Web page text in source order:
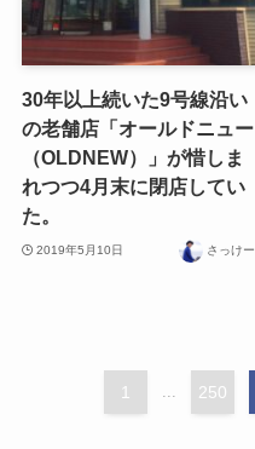
30年以上続いた9号線沿い
の老舗店「オールドニュー
（OLDNEW）」が惜しま
れつつ4月末に閉店してい
た。
2019年5月10日 さっけー
1 ... 250